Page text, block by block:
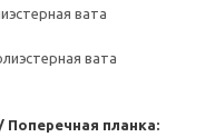
вата
вата
планка: